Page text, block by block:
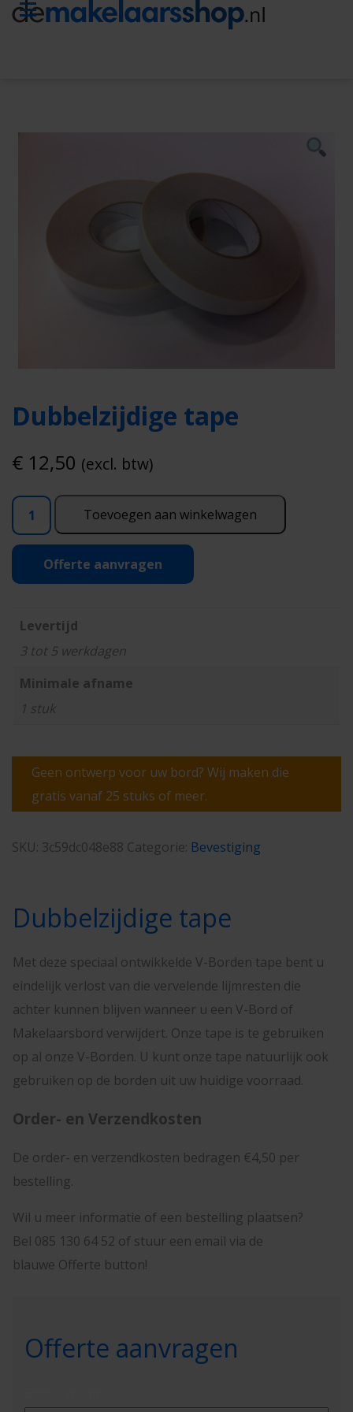
Dubbelzijdige tape
€ 12,50 (excl. btw)
Dubbelzijdige
tape
aantal
Toevoegen aan winkelwagen
Offerte aanvragen
Levertijd
3 tot 5 werkdagen
Minimale afname
1 stuk
Geen ontwerp voor uw bord? Wij maken die
gratis vanaf 25 stuks of meer.
SKU: 3c59dc048e88 Categorie: Bevestiging
Dubbelzijdige tape
Met deze speciaal ontwikkelde V-Borden tape bent u
eindelijk verlost van die vervelende lijmresten die
achter kunnen blijven wanneer u een V-Bord of
Makelaarsbord verwijdert. Onze tape is te gebruiken
op al onze V-Borden. U kunt onze tape natuurlijk ook
gebruiken op de borden uit uw huidige voorraad.
Order- en Verzendkosten
De order- en verzendkosten bedragen €4,50 per
bestelling.
Wil u meer informatie of een bestelling plaatsen?
Bel 085 130 64 52 of stuur een email via de
blauwe Offerte button!
Offerte aanvragen